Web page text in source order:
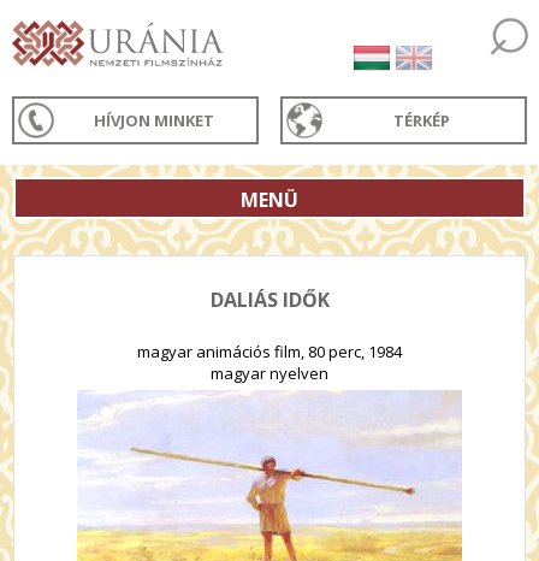
HÍVJON MINKET TÉRKÉP
MENÜ
DALIÁS IDŐK
magyar animációs film, 80 perc, 1984
magyar nyelven